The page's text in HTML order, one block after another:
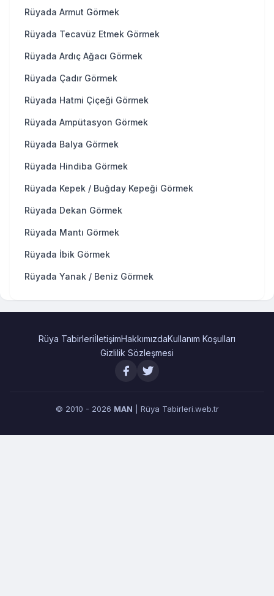
Rüyada Armut Görmek
Rüyada Tecavüz Etmek Görmek
Rüyada Ardıç Ağacı Görmek
Rüyada Çadır Görmek
Rüyada Hatmi Çiçeği Görmek
Rüyada Ampütasyon Görmek
Rüyada Balya Görmek
Rüyada Hindiba Görmek
Rüyada Kepek / Buğday Kepeği Görmek
Rüyada Dekan Görmek
Rüyada Mantı Görmek
Rüyada İbik Görmek
Rüyada Yanak / Beniz Görmek
Rüya TabirleriİletişimHakkımızdaKullanım Koşulları
Gizlilik Sözleşmesi
© 2010 - 2026 MAN | Rüya Tabirleri.web.tr